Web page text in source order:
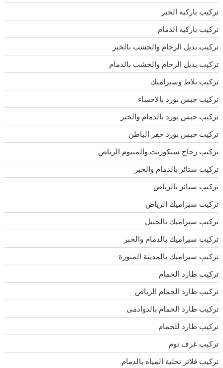
تركيب باركيه الخبر
تركيب باركيه الدمام
تركيب بديل الرخام والخشب بالخبر
تركيب بديل الرخام والخشب بالدمام
تركيب بلاط وسيراميك
تركيب جبس بورد بالاحساء
تركيب جبس بورد بالدمام والخبر
تركيب جبس بورد حفر الباطن
تركيب زجاج سيكوريت والمينوم الرياض
تركيب ستائر بالدمام والخبر
تركيب ستائر بالرياض
تركيب سيراميك الرياض
تركيب سيراميك بالجبيل
تركيب سيراميك بالدمام والخبر
تركيب سيراميك بالمدينة المنورة
تركيب طارد الحمام
تركيب طارد الحمام الرياض
تركيب طارد الحمام بالدوادمى
تركيب طارد للحمام
تركيب غرف نوم
تركيب فلاتر تحلية المياه بالدمام